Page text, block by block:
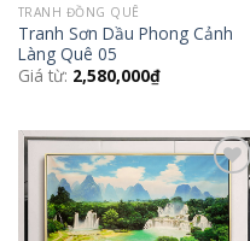
TRANH ĐỒNG QUÊ
Tranh Sơn Dầu Phong Cảnh
Làng Quê 05
Giá từ: 2,580,000₫
Add to
Wishlist